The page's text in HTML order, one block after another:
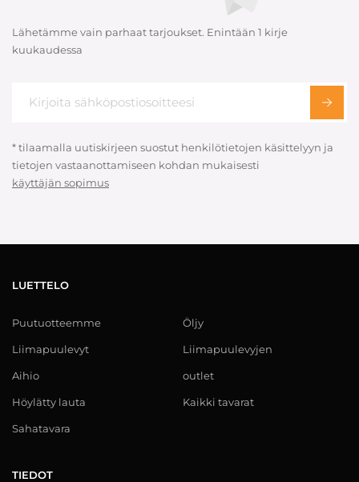
Lähetämme vain parhaat tarjoukset. Enintään 1 kirje
kuukaudessa
* tilaamalla uutiskirjeen suostut henkilötietojen käsittelyyn ja
tietojen vastaanottamiseen kohdan mukaisesti
käyttäjän sopimus
LUETTELO
Puutuotteemme
Liimapuulevyt
Aihio
Höylätty lauta
Sahatavara
Öljy
Liimapuulevyjen
outlet
Kaikki tavarat
TIEDOT